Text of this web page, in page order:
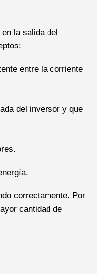
la salida del
entre la corriente
del inversor y que
correctamente. Por
cantidad de